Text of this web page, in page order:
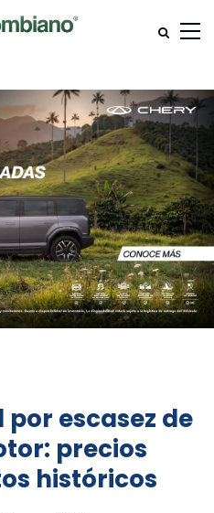
escasez de
precios
históricos